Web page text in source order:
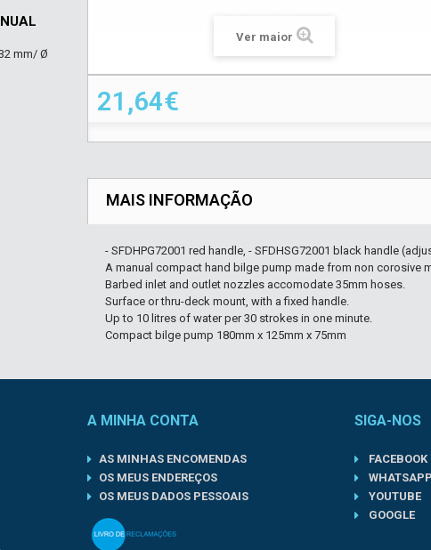
mm/ Ø
Ver maior
21,64€
MAIS INFORMAÇÃO
- SFDHPG72001 red handle, - SFDHSG72001 black handle
A manual compact hand bilge pump made from non corosive
Barbed inlet and outlet nozzles accomodate 35mm hoses.
Surface or thru-deck mount, with a fixed handle.
Up to 10 litres of water per 30 strokes in one minute.
Compact bilge pump 180mm x 125mm x 75mm
A MINHA CONTA
AS MINHAS ENCOMENDAS
OS MEUS ENDEREÇOS
OS MEUS DADOS PESSOAIS
SIGA-NOS
FACEBOOK
WHATSAPP
YOUTUBE
GOOGLE